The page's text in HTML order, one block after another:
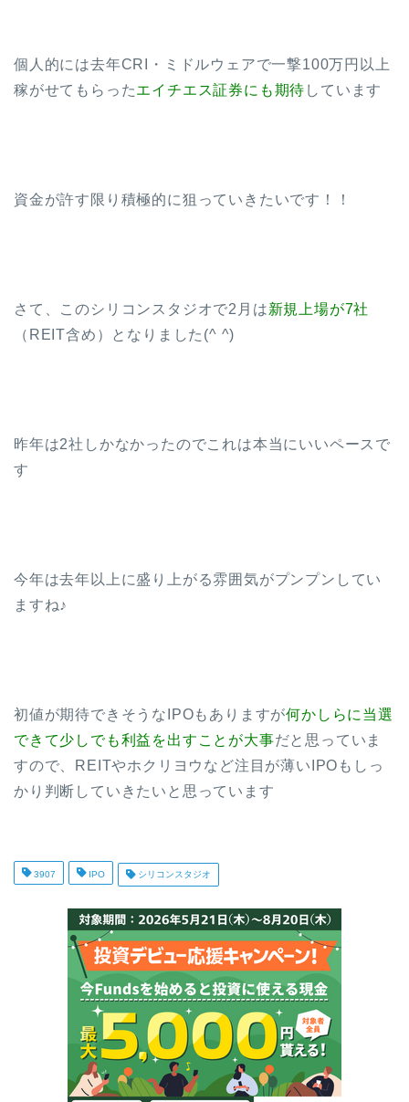
個人的には去年CRI・ミドルウェアで一撃100万円以上
稼がせてもらったエイチエス証券にも期待 しています
資金が許す限り積極的に狙っていきたいです！！
さて、このシリコンスタジオで2月は新規上場が7社
（REIT含め）となりました(^ ^)
昨年は2社しかなかったのでこれは本当にいいペースで
す
今年は去年以上に盛り上がる雰囲気がプンプンしてい
ますね♪
初値が期待できそうなIPOもありますが何かしらに当選
できて少しでも利益を出すことが大事だと思っていま
すので、REITやホクリヨウなど注目が薄いIPOもしっ
かり判断していきたいと思っています
3907 IPO シリコンスタジオ